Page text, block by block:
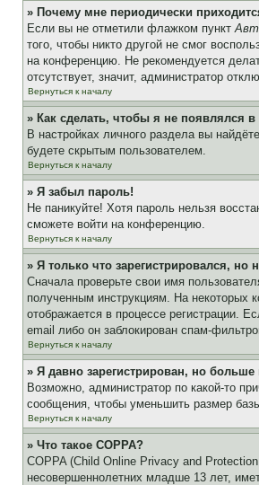
» Почему мне периодически
Если вы не отметили флажком пункт
того, чтобы никто другой не смог
на конференцию. Не рекомендуется
отсутствует, значит, администратор
Вернуться к началу
» Как сделать, чтобы я не появлялся
В настройках личного раздела вы
будете скрытым пользователем.
Вернуться к началу
» Я забыл пароль!
Не паникуйте! Хотя пароль нельзя
сможете войти на конференцию.
Вернуться к началу
» Я только что зарегистрировался, но
Сначала проверьте свои имя
полученным инструкциям. На некоторых
отображается в процессе регистрации.
email либо он заблокирован спам-
Вернуться к началу
» Я давно зарегистрирован, но больше
Возможно, администратор по какой-то
сообщения, чтобы уменьшить размер
Вернуться к началу
» Что такое COPPA?
COPPA (Child Online Privacy and
несовершеннолетних младше 13 лет,